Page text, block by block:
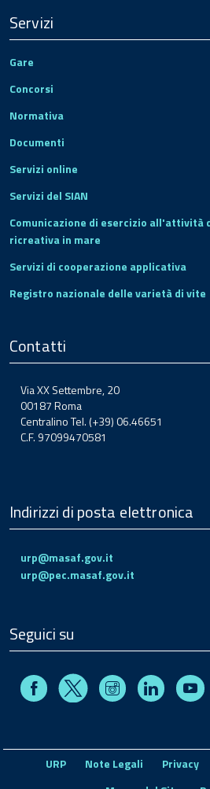
Servizi
Gare
Concorsi
Normativa
Documenti
Servizi online
Servizi del SIAN
Comunicazione di esercizio all'attività
ricreativa in mare
Servizi di cooperazione applicativa
Registro nazionale delle varietà di vite
Contatti
Via XX Settembre, 20
00187 Roma
Centralino Tel. (+39) 06.46651
C.F. 97099470581
Indirizzi di posta elettronica
urp@masaf.gov.it
urp@pec.masaf.gov.it
Seguici su
FacebookX InstagramLinkedin
URP Note Legali Privacy